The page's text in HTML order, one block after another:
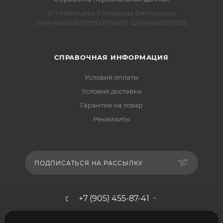
ИП Маянцева Екатерина Викторовна
ИНН 616114970729 ОГРНИП 321619600027874
СПРАВОЧНАЯ ИНФОРМАЦИЯ
Условия оплаты
Условия доставки
Гарантия на товар
Реквизиты
ПОДПИСАТЬСЯ НА РАССЫЛКУ
+7 (905) 455-87-41